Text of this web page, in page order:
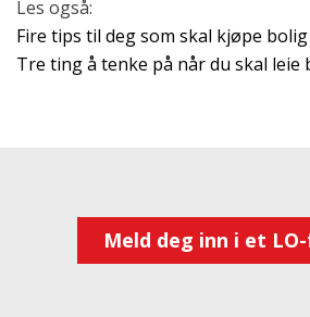
Les også:
Fire tips til deg som skal kjøpe
Tre ting å tenke på når du skal leie
Meld deg inn i et